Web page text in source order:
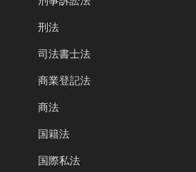
刑法
司法書士法
商業登記法
商法
国籍法
国際私法